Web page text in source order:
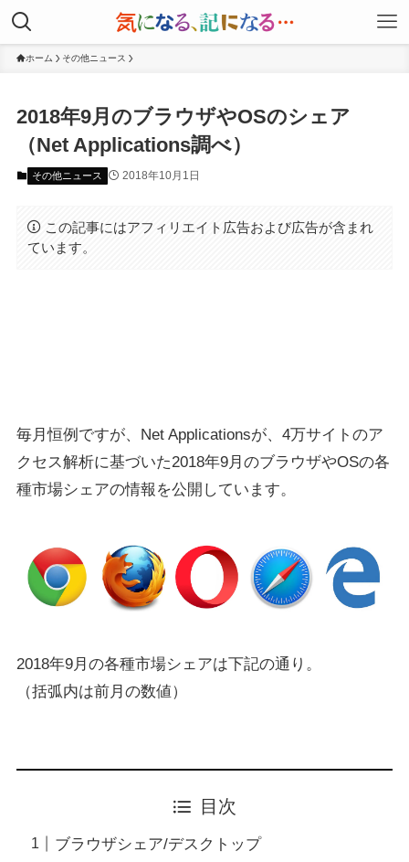
ホーム その他ニュース
2018年9月のブラウザやOSのシェア
（Net Applications調べ）
その他ニュース 2018年10月1日
この記事にはアフィリエイト広告および広告が含まれ
ています。
毎月恒例ですが、Net Applicationsが、4万サイトのア
クセス解析に基づいた2018年9月のブラウザやOSの各
種市場シェアの情報を公開しています。
2018年9月の各種市場シェアは下記の通り。
（括弧内は前月の数値）
目次
ブラウザシェア/デスクトップ